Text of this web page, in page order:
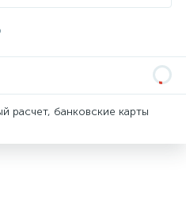
расчет, банковские карты